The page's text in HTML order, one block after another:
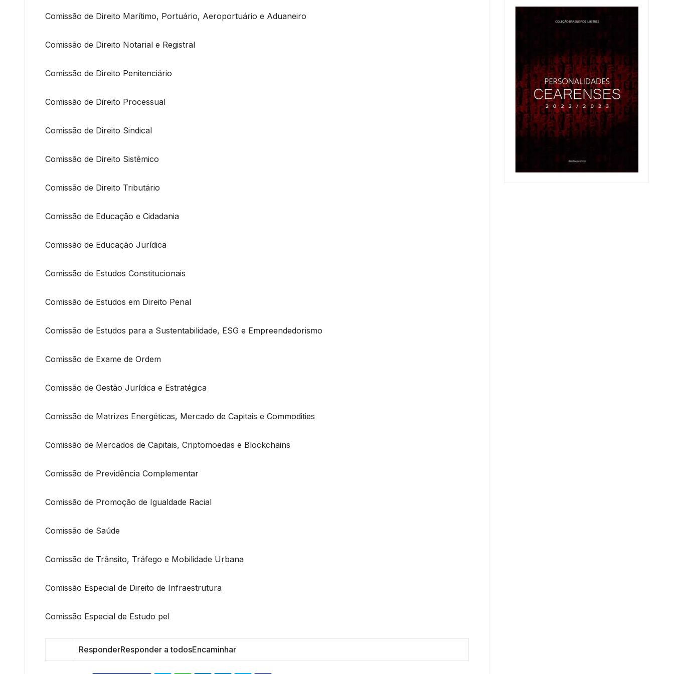
Comissão de Direito Marítimo, Portuário, Aeroportuário e Aduaneiro
Comissão de Direito Notarial e Registral
Comissão de Direito Penitenciário
Comissão de Direito Processual
Comissão de Direito Sindical
Comissão de Direito Sistêmico
Comissão de Direito Tributário
Comissão de Educação e Cidadania
Comissão de Educação Jurídica
Comissão de Estudos Constitucionais
Comissão de Estudos em Direito Penal
Comissão de Estudos para a Sustentabilidade, ESG e Empreendedorismo
Comissão de Exame de Ordem
Comissão de Gestão Jurídica e Estratégica
Comissão de Matrizes Energéticas, Mercado de Capitais e Commodities
Comissão de Mercados de Capitais, Criptomoedas e Blockchains
Comissão de Previdência Complementar
Comissão de Promoção de Igualdade Racial
Comissão de Saúde
Comissão de Trânsito, Tráfego e Mobilidade Urbana
Comissão Especial de Direito de Infraestrutura
Comissão Especial de Estudo pel
ResponderResponder a todosEncaminhar